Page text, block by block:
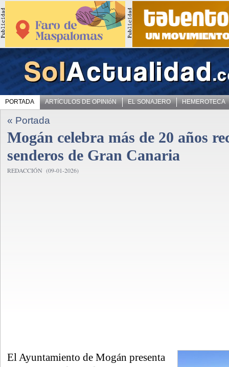
PORTADA ARTíCULOS DE OPINIóN EL SONAJERO HEMEROTECA
« Portada
Mogán celebra más de 20 años
senderos de Gran Canaria
REDACCIÓN (09-01-2026)
El Ayuntamiento de Mogán presenta